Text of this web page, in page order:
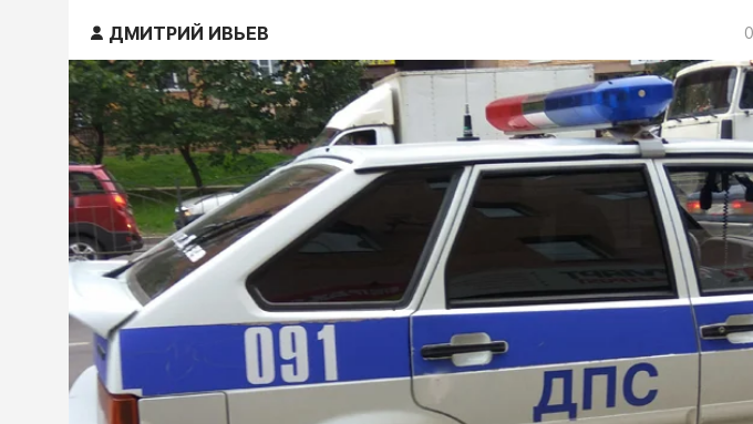
ДМИТРИЙ ИВЬЕВ